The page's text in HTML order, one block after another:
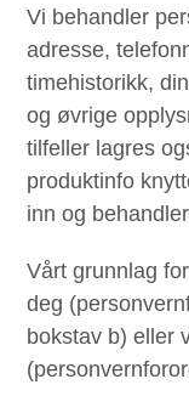
Vi behandler
adresse,
timehistorikk,
og øvrige
tilfeller lagres
produktinfo
inn og
Vårt grunnlag
deg
bokstav b) eller